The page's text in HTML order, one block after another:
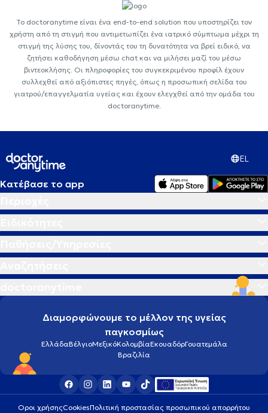
Το doctoranytime είναι ένα end-to-end solution που υποστηρίζει τον
χρήστη από τη στιγμή που αντιμετωπίζει ένα ιατρικό σύμπτωμα μέχρι τη
στιγμή της λύσης του, δίνοντάς του τη δυνατότητα να βρεί ειδικό, να
ζητήσει καθοδήγηση μέσω chat και να μιλήσει μαζί του μέσω
βιντεοκλήσης. Οι πληροφορίες του συγκεκριμένου προφίλ έχουν
συλλεχθεί από αξιόπιστες πηγές, όπως η προσωπική σελίδα του
γιατρού/επαγγελματία υγείας και έχουν ελεγχθεί από την ομάδα του
doctoranytime.
EL
Κατέβασε το app
Διαμορφώνουμε το μέλλον της υγείας
παγκοσμίως
ΕλλάδαΒέλγιοΜεξικόΚολομβίαΕκουαδόρΓουατεμάλα
Βραζιλία
Οροι χρήσηςCookiesΠολιτική προστασίας προσωπικού απορρήτου